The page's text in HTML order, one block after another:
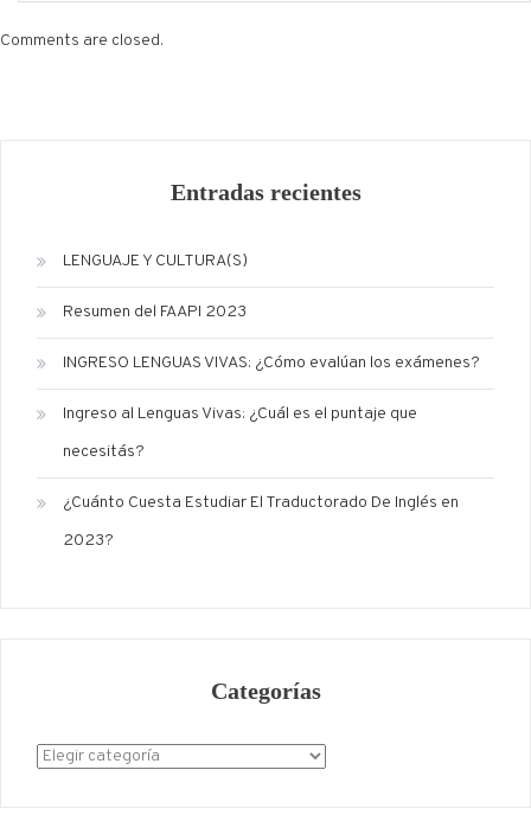
Comments are closed.
Entradas recientes
LENGUAJE Y CULTURA(S)
Resumen del FAAPI 2023
INGRESO LENGUAS VIVAS: ¿Cómo evalúan los exámenes?
Ingreso al Lenguas Vivas: ¿Cuál es el puntaje que
necesitás?
¿Cuánto Cuesta Estudiar El Traductorado De Inglés en
2023?
Categorías
Categorías